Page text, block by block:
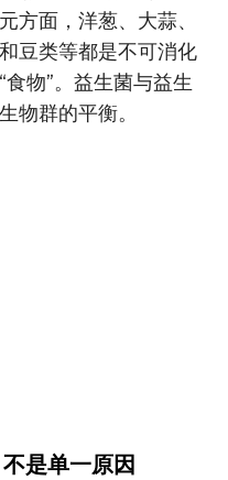
方面，洋葱、大蒜、
豆类等都是不可消化
物”。益生菌与益生
物群的平衡。
是单一原因